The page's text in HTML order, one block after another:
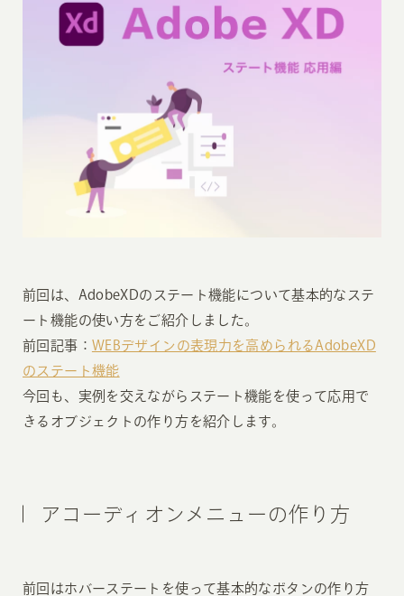
前回は、AdobeXDのステート機能について基本的なステ
ート機能の使い方をご紹介しました。
前回記事： WEBデザインの表現力を高められるAdobeXD
のステート機能
今回も、実例を交えながらステート機能を使って応用で
きるオブジェクトの作り方を紹介します。
アコーディオンメニューの作り方
前回はホバーステートを使って基本的なボタンの作り方